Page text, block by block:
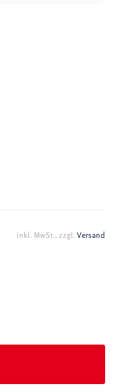
inkl. MwSt., zzgl. Versand